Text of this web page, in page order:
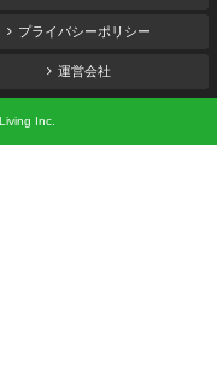
プライバシーポリシー
運営会社
Inc.